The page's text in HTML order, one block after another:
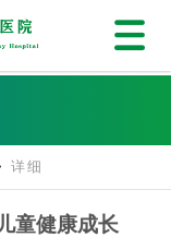
详细
童健康成长